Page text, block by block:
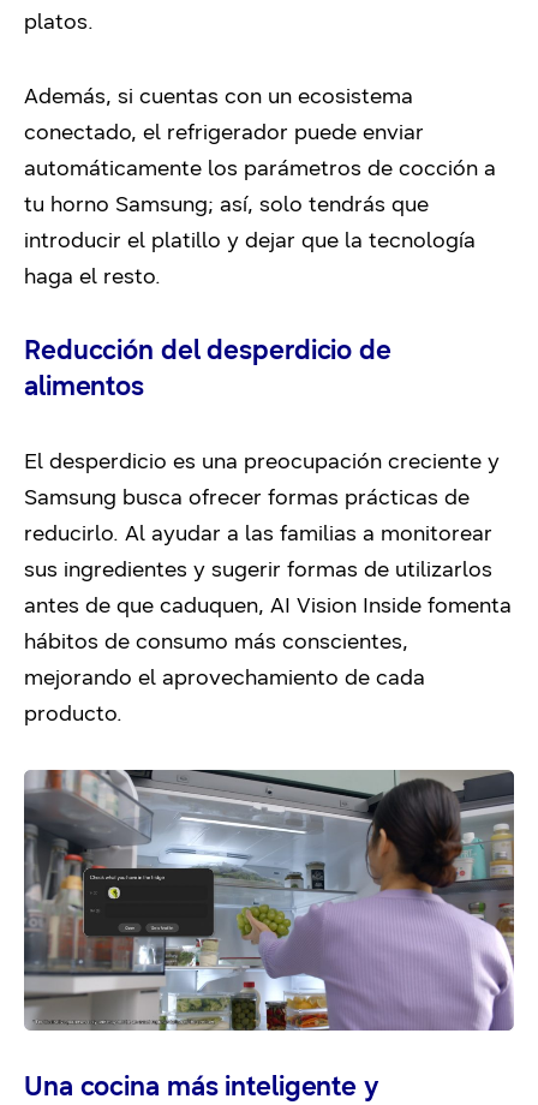
platos.
Además, si cuentas con un ecosistema
conectado, el refrigerador puede enviar
automáticamente los parámetros de cocción a
tu horno Samsung; así, solo tendrás que
introducir el platillo y dejar que la tecnología
haga el resto.
Reducción del desperdicio de
alimentos
El desperdicio es una preocupación creciente y
Samsung busca ofrecer formas prácticas de
reducirlo. Al ayudar a las familias a monitorear
sus ingredientes y sugerir formas de utilizarlos
antes de que caduquen, AI Vision Inside fomenta
hábitos de consumo más conscientes,
mejorando el aprovechamiento de cada
producto.
Una cocina más inteligente y